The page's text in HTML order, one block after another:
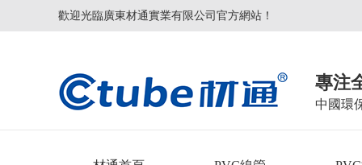
歡迎光臨廣東材通實業有限公司官方網站！
專注
中國環